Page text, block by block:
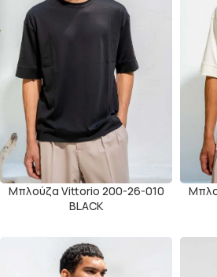
Μπλούζα Vittorio 200-26-010
BLACK